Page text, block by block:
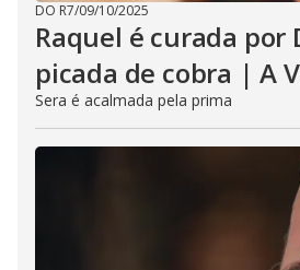
DO R7/09/10/2025
Raquel é curada por
picada de cobra | A
Sera é acalmada pela prima